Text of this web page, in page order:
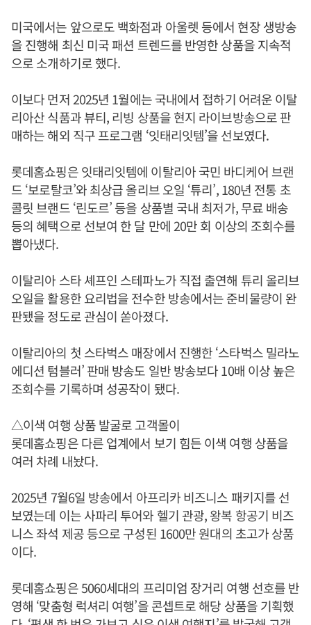
미국에서는 앞으로도 백화점과 아울렛 등에서 현장 생방송
을 진행해 최신 미국 패션 트렌드를 반영한 상품을 지속적
으로 소개하기로 했다.
이보다 먼저 2025년 1월에는 국내에서 접하기 어려운 이탈
리아산 식품과 뷰티, 리빙 상품을 현지 라이브방송으로 판
매하는 해외 직구 프로그램 ‘잇태리잇템’을 선보였다.
롯데홈쇼핑은 잇태리잇템에 이탈리아 국민 바디케어 브랜
드 ‘보로탈코’와 최상급 올리브 오일 ‘튜리’, 180년 전통 초
콜릿 브랜드 ‘린도르’ 등을 상품별 국내 최저가, 무료 배송
등의 혜택으로 선보여 한 달 만에 20만 회 이상의 조회수를
뽑아냈다.
이탈리아 스타 셰프인 스테파노가 직접 출연해 튜리 올리브
오일을 활용한 요리법을 전수한 방송에서는 준비물량이 완
판됐을 정도로 관심이 쏟아졌다.
이탈리아의 첫 스타벅스 매장에서 진행한 ‘스타벅스 밀라노
에디션 텀블러’ 판매 방송도 일반 방송보다 10배 이상 높은
조회수를 기록하며 성공작이 됐다.
△이색 여행 상품 발굴로 고객몰이
롯데홈쇼핑은 다른 업계에서 보기 힘든 이색 여행 상품을
여러 차례 내놨다.
2025년 7월6일 방송에서 아프리카 비즈니스 패키지를 선
보였는데 이는 사파리 투어와 헬기 관광, 왕복 항공기 비즈
니스 좌석 제공 등으로 구성된 1600만 원대의 초고가 상품
이다.
롯데홈쇼핑은 5060세대의 프리미엄 장거리 여행 선호를 반
영해 ‘맞춤형 럭셔리 여행’을 콘셉트로 해당 상품을 기획했